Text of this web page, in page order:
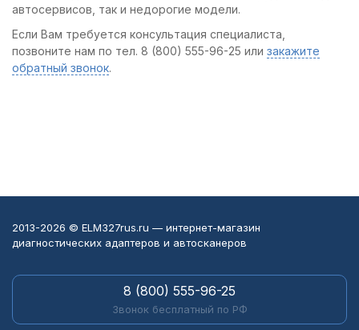
автосервисов, так и недорогие модели.
Если Вам требуется консультация специалиста,
позвоните нам по тел. 8 (800) 555-96-25 или закажите
обратный звонок.
2013-2026 © ELM327rus.ru — интернет-магазин
диагностических адаптеров и автосканеров
8 (800) 555-96-25
Звонок бесплатный по РФ